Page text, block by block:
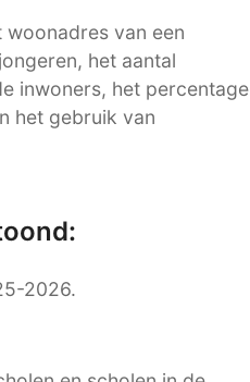
van een
het aantal
inwoners, het percentage
het gebruik van
2026.